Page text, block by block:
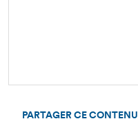
PARTAGER CE CONTENU